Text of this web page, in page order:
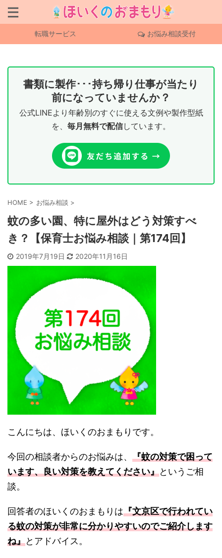
転職サービス お悩み相談受付
書類に製作･･･持ち帰り仕事が当たり
前になっていませんか？
公式LINEより年齢別のすぐに使える文例や製作型紙
を、 毎月無料で配信しています。
HOME > お悩み相談 >
蚊の多い園、特に屋外はどう対策すべ
き？【保育士お悩み相談｜第174回】
2019年7月19日 2020年11月16日
こんにちは、ほいくのおまもりです。
今回の相談者からのお悩みは、 『蚊の対策で困って
います、良い対策を教えてください』というご相
談。
回答者のほいくのおまもりは『文京区で行われてい
る蚊の対策が非常に分かりやすいのでご紹介します
ね』とアドバイス。